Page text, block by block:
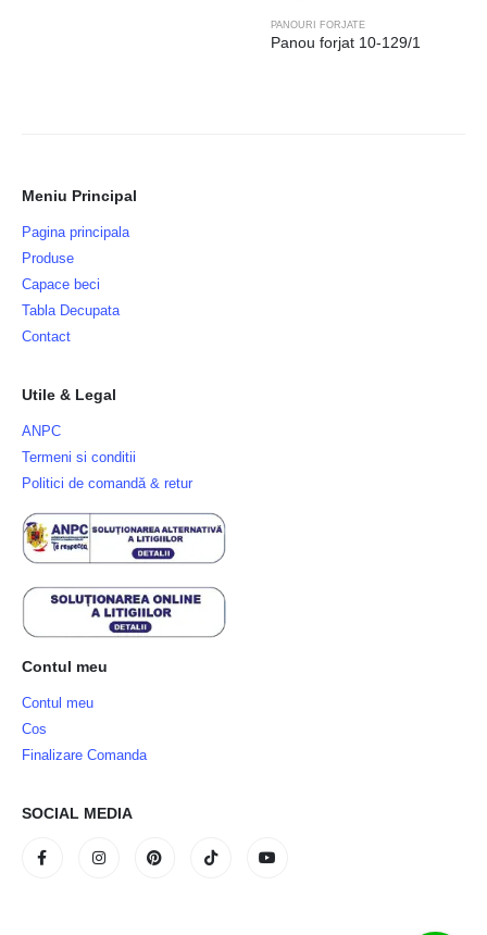
PANOURI FORJATE
Panou forjat 10-129/1
Meniu Principal
Pagina principala
Produse
Capace beci
Tabla Decupata
Contact
Utile & Legal
ANPC
Termeni si conditii
Politici de comandă & retur
Contul meu
Contul meu
Cos
Finalizare Comanda
SOCIAL MEDIA